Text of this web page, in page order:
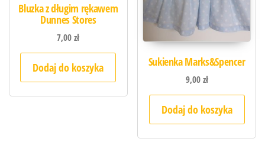
Bluzka z długim rękawem
Dunnes Stores
7,00zł
Dodaj do koszyka Sukienka Marks&Spencer
9,00zł
Dodaj do koszyka